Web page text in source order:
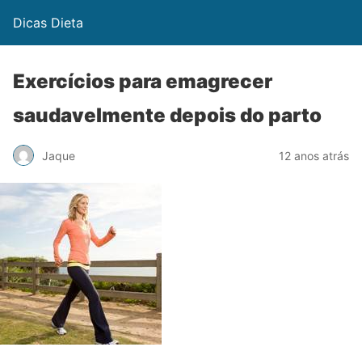
Dicas Dieta
Exercícios para emagrecer
saudavelmente depois do parto
Jaque 12 anos atrás